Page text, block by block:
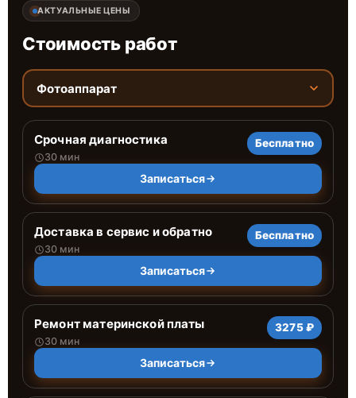
АКТУАЛЬНЫЕ ЦЕНЫ
Стоимость работ
Фотоаппарат
Срочная диагностика
30 мин
Бесплатно
Записаться
Доставка в сервис и обратно
30 мин
Бесплатно
Записаться
Ремонт материнской платы
30 мин
3275 ₽
Записаться